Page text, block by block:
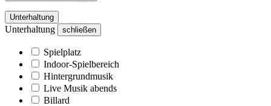
Unterhaltung
Unterhaltung schließen
Spielplatz
Indoor-Spielbereich
Hintergrundmusik
Live Musik abends
Billard